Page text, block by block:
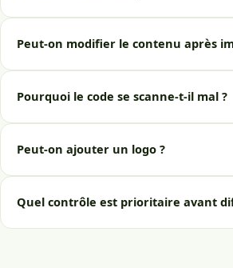
Peut-on modifier le contenu après
Pourquoi le code se scanne-t-il mal ?
Peut-on ajouter un logo ?
Quel contrôle est prioritaire avant